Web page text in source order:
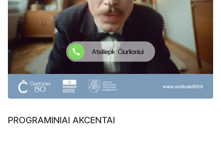
PROGRAMINIAI AKCENTAI